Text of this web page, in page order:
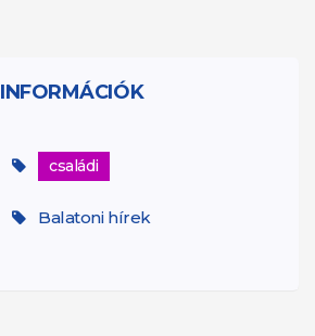
INFORMÁCIÓK
családi
Balatoni hírek